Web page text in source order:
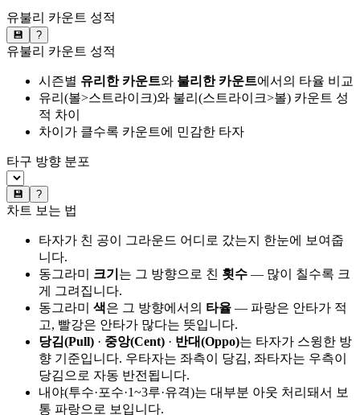
유불리 카운트 성적
💾 ?
유불리 카운트 성적
시즌별 유리한 카운트와 불리한 카운트에서의 타율 비교
유리(볼>스트라이크)와 불리(스트라이크>볼) 카운트 성
적 차이
차이가 클수록 카운트에 민감한 타자
타구 방향 분포
💾 ?
차트 보는 법
타자가 친 공이 그라운드 어디로 갔는지 한눈에 보여줍
니다.
동그라미 크기 는 그 방향으로 친 횟수 — 많이 칠수록 크
게 그려집니다.
동그라미 색은 그 방향에서의 타율 — 파랑은 안타가 적
고, 빨강은 안타가 많다는 뜻입니다.
당김(Pull) · 중앙(Cent) · 반대(Oppo)는 타자가 스윙한 방
향 기준입니다. 우타자는 좌측이 당김, 좌타자는 우측이
당김으로 자동 반전됩니다.
내야(투수·포수·1~3루·유격)는 대부분 아웃 처리돼서 보
통 파랑으로 보입니다.